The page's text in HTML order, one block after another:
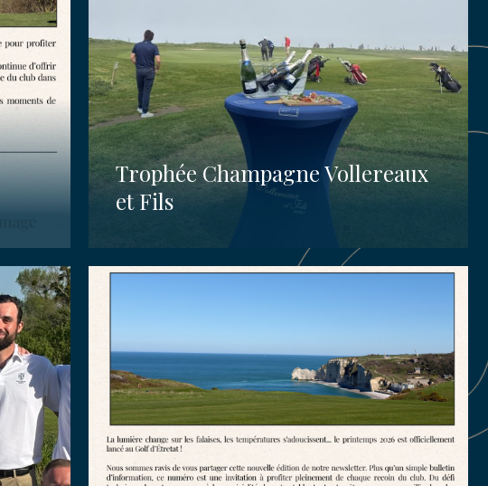
Trophée Champagne Vollereaux
et Fils